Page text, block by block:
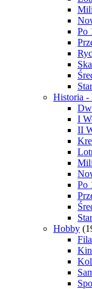
Po
Historia
I
II
Po
Hobby